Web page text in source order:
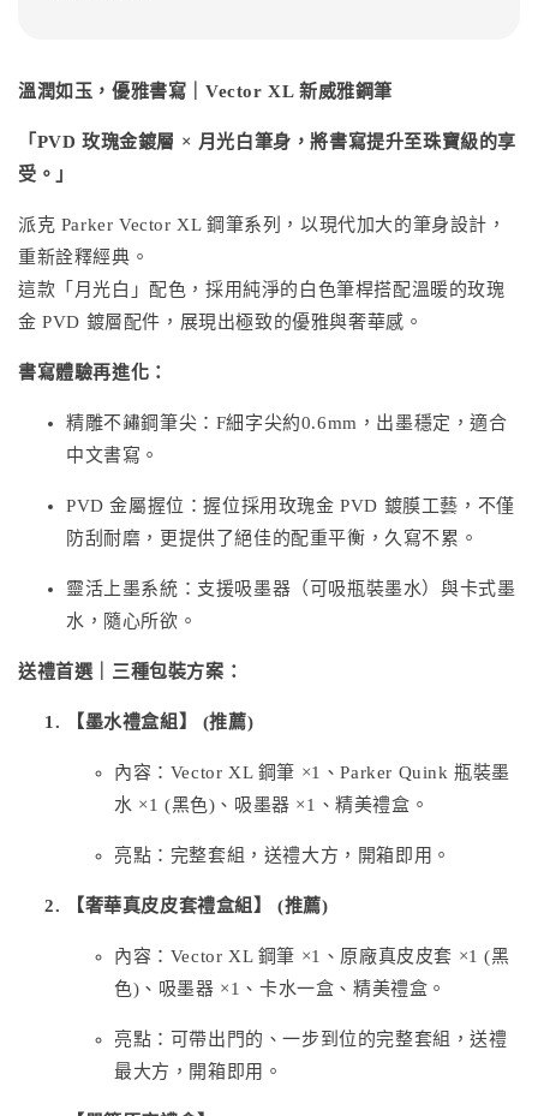
溫潤如玉，優雅書寫｜Vector XL 新威雅鋼筆
「PVD 玫瑰金鍍層 × 月光白筆身，將書寫提升至珠寶級的享
受。」
派克 Parker Vector XL 鋼筆系列，以現代加大的筆身設計，
重新詮釋經典。
這款「月光白」配色，採用純淨的白色筆桿搭配溫暖的玫瑰
金 PVD 鍍層配件，展現出極致的優雅與奢華感。
書寫體驗再進化：
精雕不鏽鋼筆尖：F細字尖約0.6mm，出墨穩定，適合
中文書寫。
PVD 金屬握位：握位採用玫瑰金 PVD 鍍膜工藝，不僅
防刮耐磨，更提供了絕佳的配重平衡，久寫不累。
靈活上墨系統：支援吸墨器（可吸瓶裝墨水）與卡式墨
水，隨心所欲。
送禮首選｜三種包裝方案：
【墨水禮盒組】 (推薦)
內容：Vector XL 鋼筆 ×1、Parker Quink 瓶裝墨
水 ×1 (黑色)、吸墨器 ×1、精美禮盒。
亮點：完整套組，送禮大方，開箱即用。
【奢華真皮皮套禮盒組】 (推薦)
內容：Vector XL 鋼筆 ×1、原廠真皮皮套 ×1 (黑
色)、吸墨器 ×1、卡水一盒、精美禮盒。
亮點：可帶出門的、一步到位的完整套組，送禮
最大方，開箱即用。